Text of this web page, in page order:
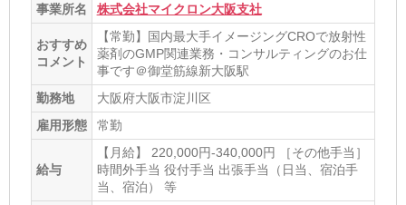
事業所名 株式会社マイクロン大阪支社
おすすめ
コメント
【常勤】国内最大手イメージングCROで放射性
薬剤のGMP関連業務・コンサルティングのお仕
事です＠御堂筋線新大阪駅
勤務地
大阪府大阪市淀川区
雇用形態
常勤
給与
【月給】 220,000円-340,000円 ［その他手当］
時間外手当 役付手当 出張手当（日当、宿泊手
当、宿泊） 等